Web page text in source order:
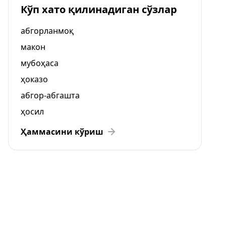
Кўп хато қилинадиган сўзлар
абгорланмоқ
макон
мубоҳаса
ҳоказо
абгор-абгашта
ҳосил
Ҳаммасини кўриш